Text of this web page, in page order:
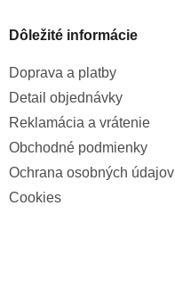
Dôležité informácie
Doprava a platby
Detail objednávky
Reklamácia a vrátenie
Obchodné podmienky
Ochrana osobných údajov
Cookies